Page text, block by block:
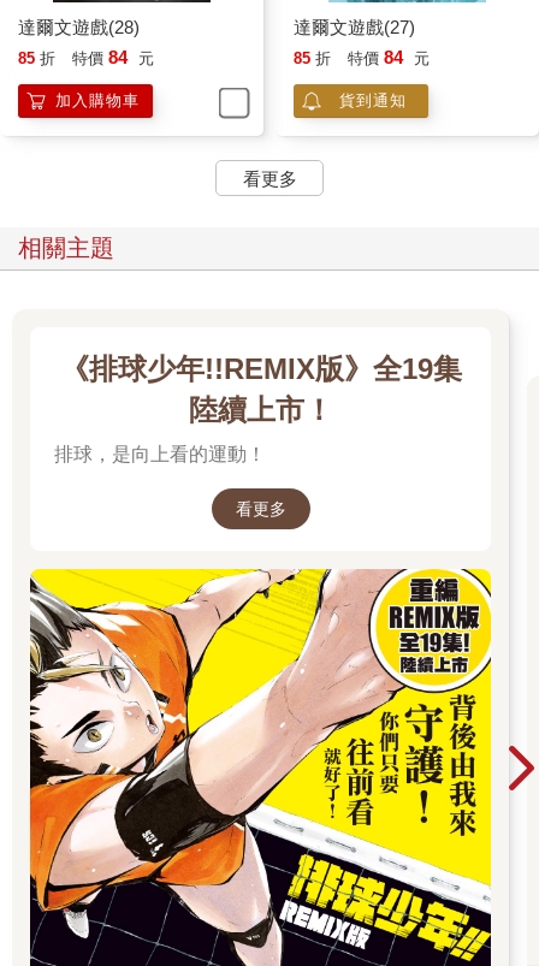
達爾文遊戲(28)
85 折 特價 84 元
加入購物車
達爾文遊戲(27)
85 折 特價 84 元
貨到通知
看更多
相關主題
《排球少年!!REMIX版》全19集
陸續上市！
排球，是向上看的運動！
看更多